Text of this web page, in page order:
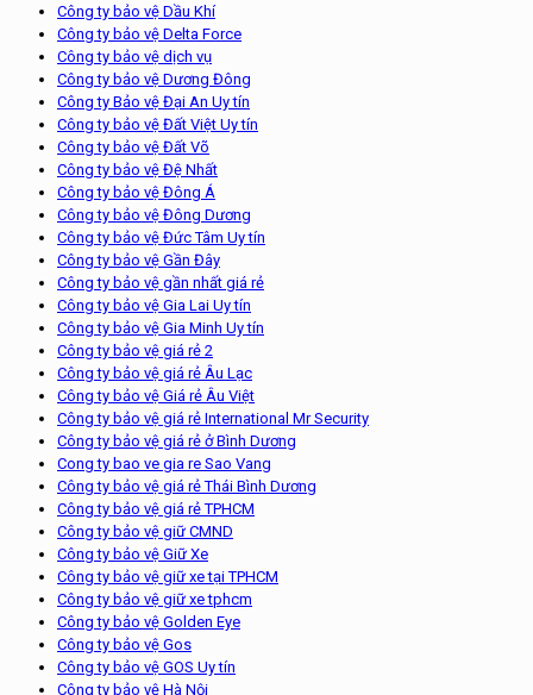
Công ty bảo vệ Dầu Khí
Công ty bảo vệ Delta Force
Công ty bảo vệ dịch vụ
Công ty bảo vệ Dương Đông
Công ty Bảo vệ Đại An Uy tín
Công ty bảo vệ Đất Việt Uy tín
Công ty bảo vệ Đất Võ
Công ty bảo vệ Đệ Nhất
Công ty bảo vệ Đông Á
Công ty bảo vệ Đông Dương
Công ty bảo vệ Đức Tâm Uy tín
Công ty bảo vệ Gần Đây
Công ty bảo vệ gần nhất giá rẻ
Công ty bảo vệ Gia Lai Uy tín
Công ty bảo vệ Gia Minh Uy tín
Công ty bảo vệ giá rẻ 2
Công ty bảo vệ giá rẻ Âu Lạc
Công ty bảo vệ Giá rẻ Âu Việt
Công ty bảo vệ giá rẻ International Mr Security
Công ty bảo vệ giá rẻ ở Bình Dương
Cong ty bao ve gia re Sao Vang
Công ty bảo vệ giá rẻ Thái Bình Dương
Công ty bảo vệ giá rẻ TPHCM
Công ty bảo vệ giữ CMND
Công ty bảo vệ Giữ Xe
Công ty bảo vệ giữ xe tại TPHCM
Công ty bảo vệ giữ xe tphcm
Công ty bảo vệ Golden Eye
Công ty bảo vệ Gos
Công ty bảo vệ GOS Uy tín
Công ty bảo vệ Hà Nội